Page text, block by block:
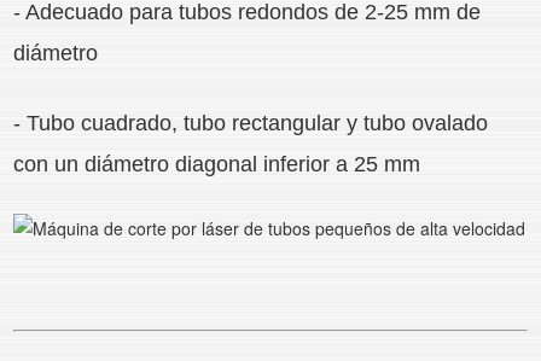
- Adecuado para tubos redondos de 2-25 mm de
diámetro
- Tubo cuadrado, tubo rectangular y tubo ovalado
con un diámetro diagonal inferior a 25 mm